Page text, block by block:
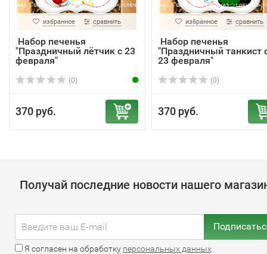
избранное сравнить
Набор печенья
"Праздничный лётчик с 23
февраля"
(0)
370 руб.
избранное сравнить
Набор печенья
"Праздничный танкист
23 февраля"
(0)
370 руб.
Получай последние новости нашего
Я согласен на обработку персональных данных